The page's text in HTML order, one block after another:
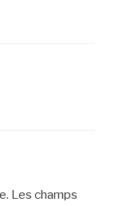
Les champs